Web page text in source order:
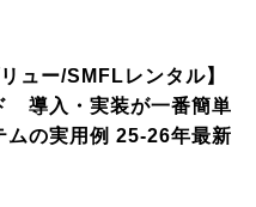
ュー/SMFLレンタル】
導入・実装が一番簡単
ムの実用例 25-26年最新